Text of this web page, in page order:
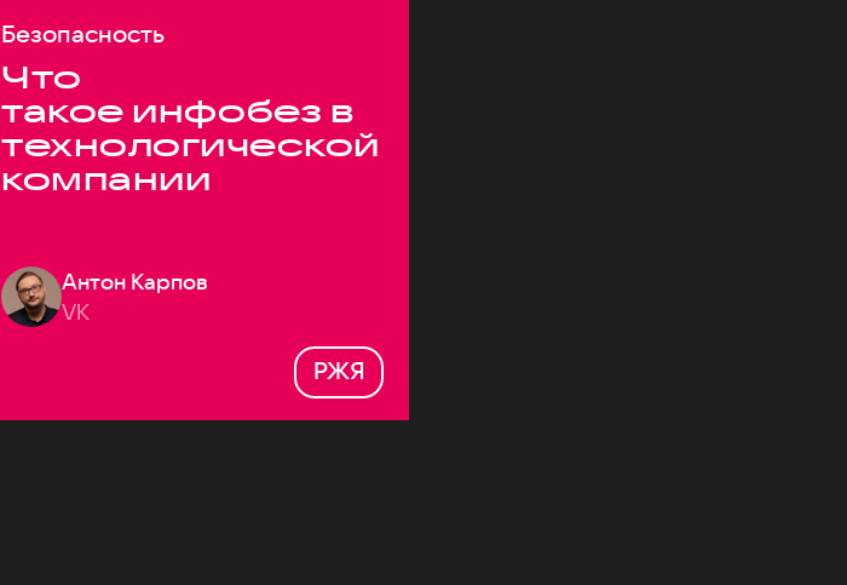
Безопасность
Что
такое инфобез в
технологической
компании
Антон Карпов
VK
РЖЯ